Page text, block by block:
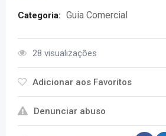
Categoria: Guia Comercial
28 visualizações
Adicionar aos Favoritos
Denunciar abuso